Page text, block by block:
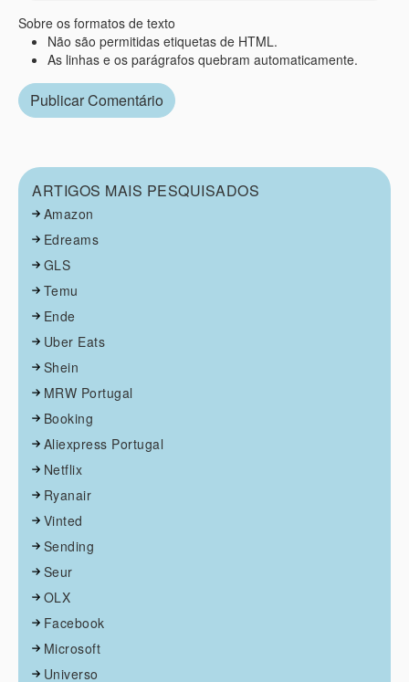
Sobre os formatos de texto
Não são permitidas etiquetas de HTML.
As linhas e os parágrafos quebram automaticamente.
ARTIGOS MAIS PESQUISADOS
Amazon
Edreams
GLS
Temu
Ende
Uber Eats
Shein
MRW Portugal
Booking
Aliexpress Portugal
Netflix
Ryanair
Vinted
Sending
Seur
OLX
Facebook
Microsoft
Universo